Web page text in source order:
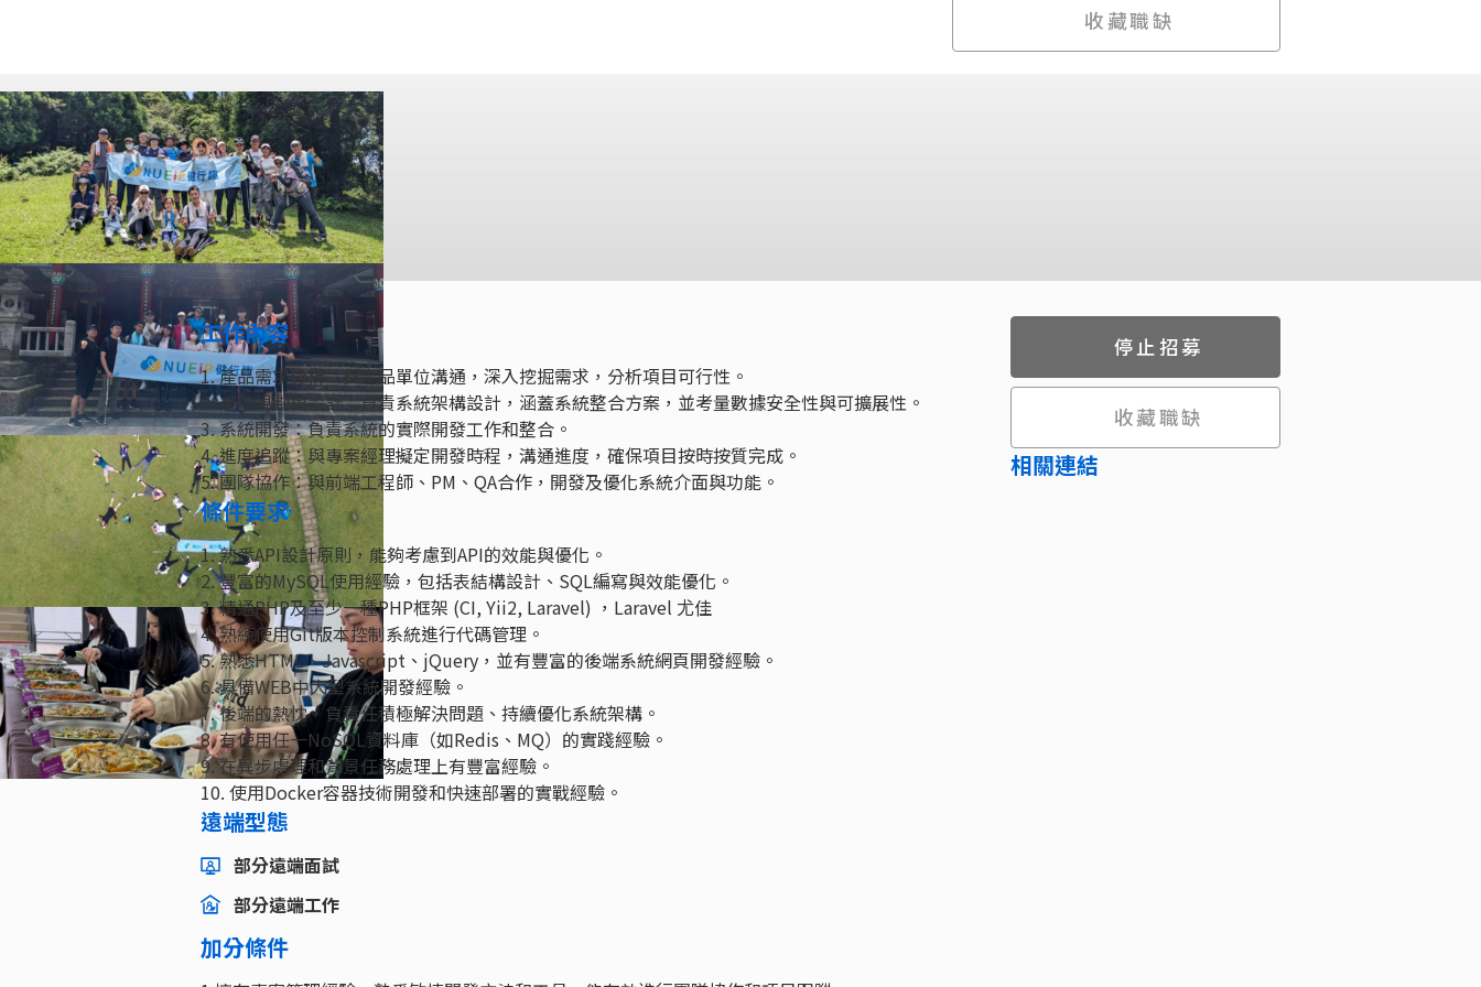
收藏職缺
工作內容
1. 產品需求分析：與產品單位溝通，深入挖掘需求，分析項目可行性。
2. 系統規劃與設計：負責系統架構設計，涵蓋系統整合方案，並考量數據安全性與可擴展性。
3. 系統開發：負責系統的實際開發工作和整合。
4. 進度追蹤：與專案經理擬定開發時程，溝通進度，確保項目按時按質完成。
5. 團隊協作：與前端工程師、PM、QA合作，開發及優化系統介面與功能。
條件要求
1. 熟悉API設計原則，能夠考慮到API的效能與優化。
2. 豐富的MySQL使用經驗，包括表結構設計、SQL編寫與效能優化。
3. 精通PHP及至少一種PHP框架 (CI, Yii2, Laravel) ，Laravel 尤佳
4. 熟練使用Git版本控制系統進行代碼管理。
5. 熟悉HTML、Javascript、jQuery，並有豐富的後端系統網頁開發經驗。
6. 具備WEB中大型系統開發經驗。
7. 後端的熱忱，負責任積極解決問題、持續優化系統架構。
8. 有使用任一NoSQL資料庫（如Redis、MQ）的實踐經驗。
9. 在異步處理和背景任務處理上有豐富經驗。
10. 使用Docker容器技術開發和快速部署的實戰經驗。
遠端型態
部分遠端面試
部分遠端工作
加分條件
停止招募
收藏職缺
相關連結